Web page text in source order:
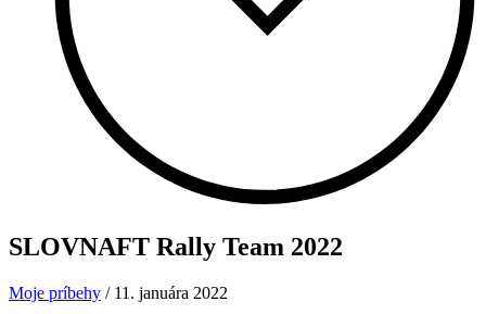
SLOVNAFT Rally Team 2022
Moje príbehy / 11. januára 2022